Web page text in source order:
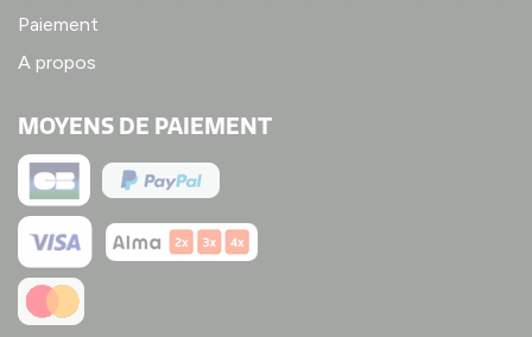
Paiement
A propos
MOYENS DE PAIEMENT